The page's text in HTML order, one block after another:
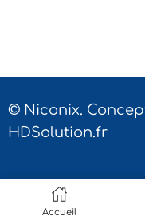
© Niconix.
HDSolution.fr
Mentions
Accueil